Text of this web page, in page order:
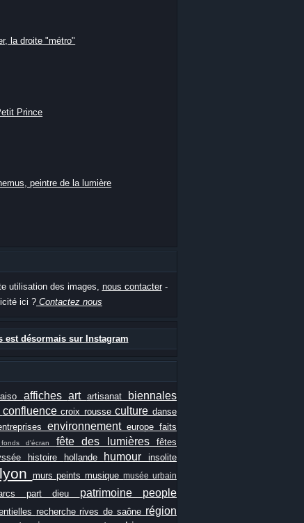
la droite "métro"
Prince
peintre de la lumière
utilisation des images, nous contacter-
ici ? Contactez nous
est désormais sur Instagram
affiches art artisanat biennales
confluencecroix rousseculturedanse
environnement europe faits
fonds d'écran fête des lumières fêtes
histoire hollande humourinsolite
lyon murs peintsmusiquemusée urbain
part dieu patrimoine people
rechercherives de saône région